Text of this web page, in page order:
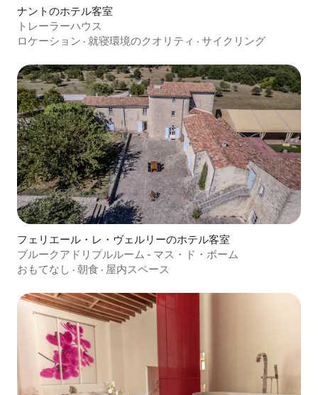
ナントのホテル客室
トレーラーハウス
ロケーション · 就寝環境のクオリティ · サイクリング
フェリエール・レ・ヴェルリーのホテル客室
ブルークアドリプルルーム - マス・ド・ボーム
おもてなし · 朝食 · 屋内スペース